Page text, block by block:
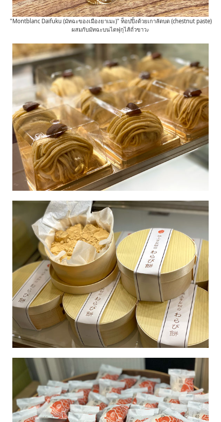
"Montblanc Daifuku (มัทฉะของเมืองยาเมะ)" ท็อปปิ้งด้วยเกาลัดบด (chestnut paste)
ผสมกับมัทฉะบนไดฟุกุไส้ถั่วขาว♪